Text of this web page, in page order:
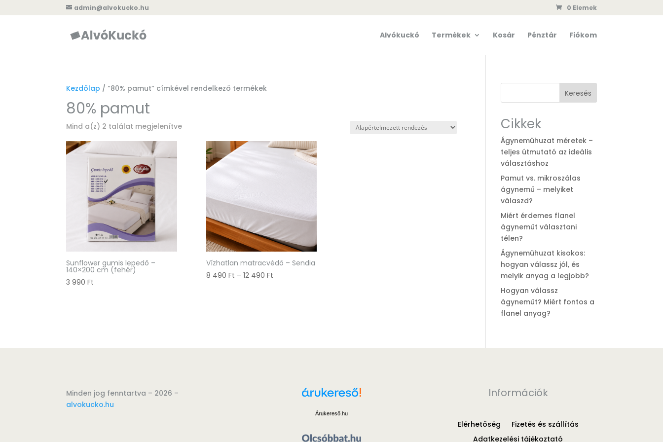
admin@alvokucko.hu 0 Elemek
Alvókuckó Termékek Kosár Pénztár Fiókom
Kezdőlap / “80% pamut” címkével rendelkező termékek
80% pamut
Mind a(z) 2 találat megjelenítve
Sunflower gumis lepedő –
140×200 cm (fehér)
3 990Ft
Vízhatlan matracvédő – Sendia
8 490 Ft – 12 490 FtÁrtartomány:
Keresés
Cikkek
Ágyneműhuzat méretek –
teljes útmutató az ideális
választáshoz
Pamut vs. mikroszálas
ágynemű – melyiket
válaszd?
Miért érdemes flanel
ágyneműt választani
télen?
Ágyneműhuzat kisokos:
hogyan válassz jól, és
melyik anyag a legjobb?
Hogyan válassz
ágyneműt? Miért fontos a
flanel anyag?
Minden jog fenntartva – 2026 –
alvokucko.hu
Árukereső.hu
Információk
Elérhetőség
Fizetés és szállítás
Adatkezelési tájékoztató